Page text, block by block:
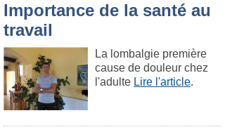
Importance de la santé au
travail
La lombalgie première
cause de douleur chez
l'adulte Lire l'article.